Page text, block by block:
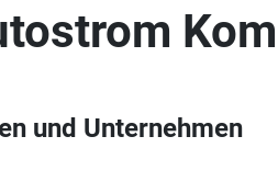
und Unternehmen